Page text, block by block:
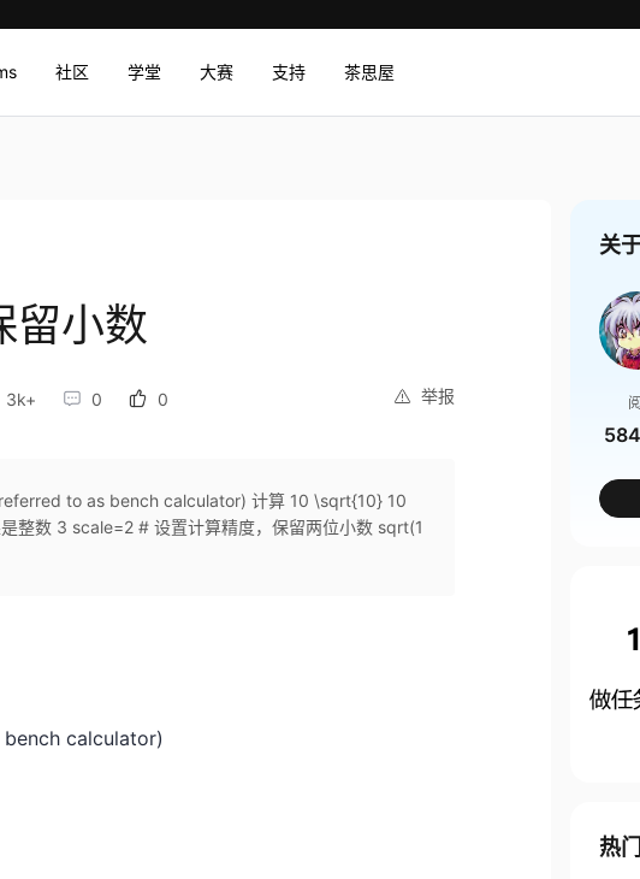
社区 学堂 大赛 支持 茶思屋
留小数
举报
3k+ 0 0
to as bench calculator) 计算 10 \sqrt{10} 10
整数 3 scale=2 # 设置计算精度，保留两位小数 sqrt(1
calculator)
关
热